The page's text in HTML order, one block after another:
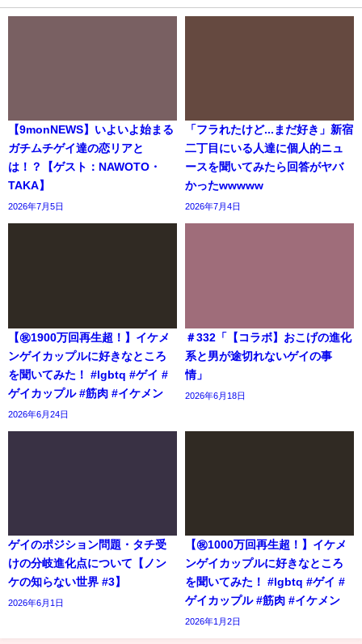
【9monNEWS】いよいよ始まる
ガチムチゲイ達の恋リアと
は！？【ゲスト：NAWOTO・
TAKA】
2026年7月5日
「フラれたけど...まだ好き」新宿
二丁目にいる人達に個人的ニュ
ースを聞いてみたら回答がヤバ
かったwwwww
2026年7月4日
【㊗️1900万回再生超！】イケメ
ンゲイカップルに好きなところ
を聞いてみた！ #lgbtq #ゲイ #
ゲイカップル #筋肉 #イケメン
2026年6月24日
＃332「【コラボ】おこげの進化
系と男が途切れないゲイの事
情」
2026年6月18日
ゲイのポジション問題・タチ受
けの分岐進化点について【ノン
ケの知らない世界 #3】
2026年6月1日
【㊗️1000万回再生超！】イケメ
ンゲイカップルに好きなところ
を聞いてみた！ #lgbtq #ゲイ #
ゲイカップル #筋肉 #イケメン
2026年1月2日